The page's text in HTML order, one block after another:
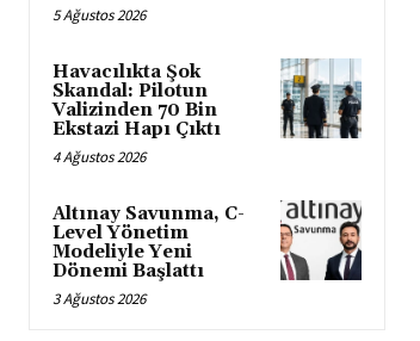
5 Ağustos 2026
Havacılıkta Şok
Skandal: Pilotun
Valizinden 70 Bin
Ekstazi Hapı Çıktı
4 Ağustos 2026
Altınay Savunma, C-
Level Yönetim
Modeliyle Yeni
Dönemi Başlattı
3 Ağustos 2026